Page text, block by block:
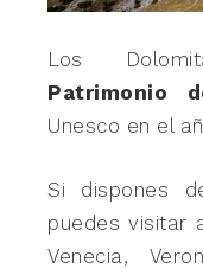
Los
Patrimonio
Unesco en el
Si dispones
puedes visitar
Venecia,